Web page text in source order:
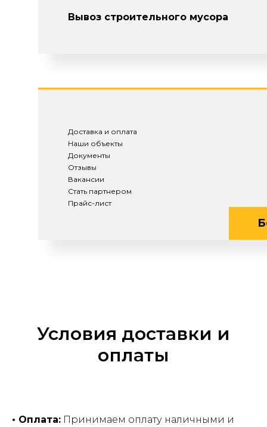
Вывоз строительного мусора
Доставка и оплата
Наши объекты
Документы
Отзывы
Вакансии
Стать партнером
Прайс-лист
Условия доставки и
оплаты
• Оплата: Принимаем оплату наличными и